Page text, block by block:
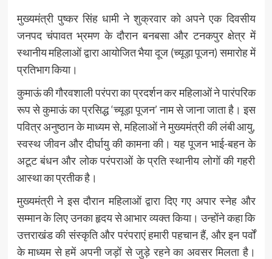
मुख्यमंत्री पुष्कर सिंह धामी ने शुक्रवार को अपने एक दिवसीय
जनपद चंपावत भ्रमण के दौरान बनबसा और टनकपुर क्षेत्र में
स्थानीय महिलाओं द्वारा आयोजित भैया दूज (च्यूड़ा पूजन) समारोह में
प्रतिभाग किया।
कुमाऊं की गौरवशाली परंपरा का प्रदर्शन कर महिलाओं ने पारंपरिक
रूप से कुमाऊं का प्रसिद्ध ‘च्यूड़ा पूजन’ नाम से जाना जाता है। इस
पवित्र अनुष्ठान के माध्यम से, महिलाओं ने मुख्यमंत्री की लंबी आयु,
स्वस्थ जीवन और दीर्घायु की कामना की। यह पूजन भाई-बहन के
अटूट बंधन और लोक परंपराओं के प्रति स्थानीय लोगों की गहरी
आस्था का प्रतीक है।
मुख्यमंत्री ने इस दौरान महिलाओं द्वारा दिए गए अपार स्नेह और
सम्मान के लिए उनका हृदय से आभार व्यक्त किया। उन्होंने कहा कि
उत्तराखंड की संस्कृति और परंपराएं हमारी पहचान हैं, और इन पर्वों
के माध्यम से हमें अपनी जड़ों से जुड़े रहने का अवसर मिलता है।